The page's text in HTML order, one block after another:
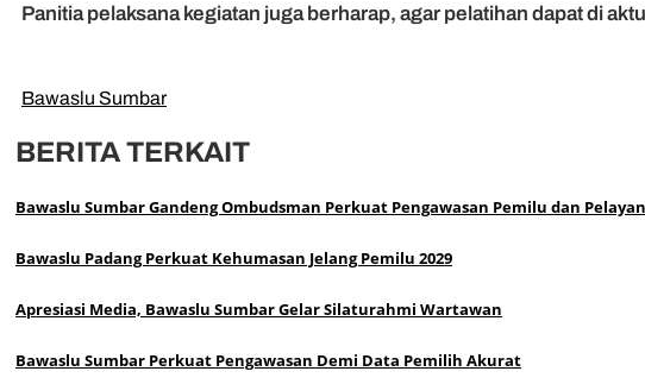
Panitia pelaksana kegiatan juga berharap, agar pelatihan dapat di
Bawaslu Sumbar
BERITA TERKAIT
Bawaslu Sumbar Gandeng Ombudsman Perkuat Pengawasan Pemilu dan
Bawaslu Padang Perkuat Kehumasan Jelang Pemilu 2029
Apresiasi Media, Bawaslu Sumbar Gelar Silaturahmi Wartawan
Bawaslu Sumbar Perkuat Pengawasan Demi Data Pemilih Akurat